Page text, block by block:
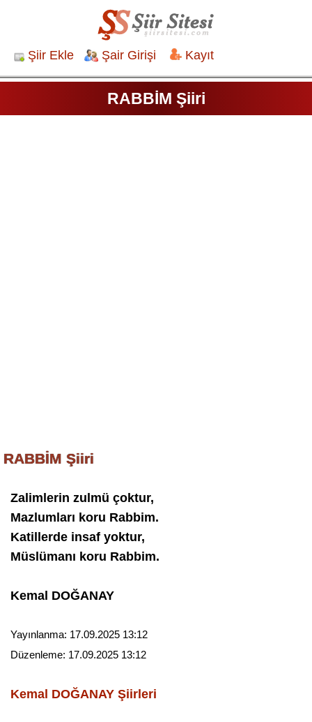
Şiir Ekle Şair Girişi Kayıt
RABBİM Şiiri
RABBİM Şiiri
Zalimlerin zulmü çoktur,
Mazlumları koru Rabbim.
Katillerde insaf yoktur,
Müslümanı koru Rabbim.
Kemal DOĞANAY
Yayınlanma: 17.09.2025 13:12
Düzenleme: 17.09.2025 13:12
Kemal DOĞANAY Şiirleri